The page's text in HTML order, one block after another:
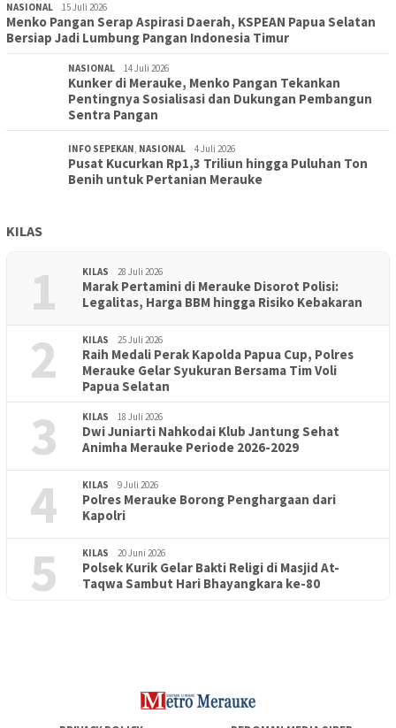
NASIONAL 15 Juli 2026
Menko Pangan Serap Aspirasi Daerah, KSPEAN Papua Selatan
Bersiap Jadi Lumbung Pangan Indonesia Timur
NASIONAL 14 Juli 2026
Kunker di Merauke, Menko Pangan Tekankan
Pentingnya Sosialisasi dan Dukungan Pembangun
Sentra Pangan
INFO SEPEKAN, NASIONAL 4 Juli 2026
Pusat Kucurkan Rp1,3 Triliun hingga Puluhan Ton
Benih untuk Pertanian Merauke
KILAS
1 KILAS 28 Juli 2026
Marak Pertamini di Merauke Disorot Polisi:
Legalitas, Harga BBM hingga Risiko Kebakaran
2 KILAS 25 Juli 2026
Raih Medali Perak Kapolda Papua Cup, Polres
Merauke Gelar Syukuran Bersama Tim Voli
Papua Selatan
3 KILAS 18 Juli 2026
Dwi Juniarti Nahkodai Klub Jantung Sehat
Animha Merauke Periode 2026-2029
4 KILAS 9 Juli 2026
Polres Merauke Borong Penghargaan dari
Kapolri
5 KILAS 20 Juni 2026
Polsek Kurik Gelar Bakti Religi di Masjid At-
Taqwa Sambut Hari Bhayangkara ke-80
PENDIDIKAN 18 Juni 2026
Lepas Puluhan Peserta Didik, TK Yapis 2 Merauke Siapkan